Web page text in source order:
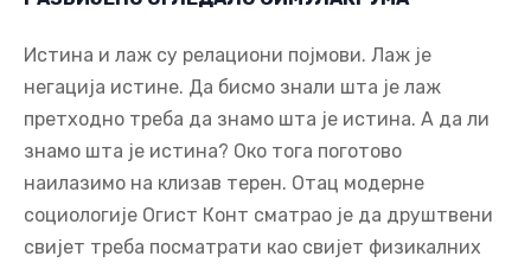
зида мијења се перспектива гледања на то шта је
лаж.
РАЗБИЈЕНО ОГЛЕДАЛО СИМУЛАКРУМА
Истина и лаж су релациони појмови. Лаж је
негација истине. Да бисмо знали шта је лаж
претходно треба да знамо шта је истина. А да ли
знамо шта је истина? Око тога поготово